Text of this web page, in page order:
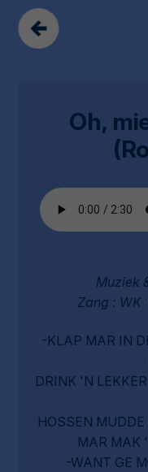
Oh,
Muziek
Zang : WK
-KLAP MAR IN
DRINK 'N
HOSSEN
MAR MAK
-WANT GE